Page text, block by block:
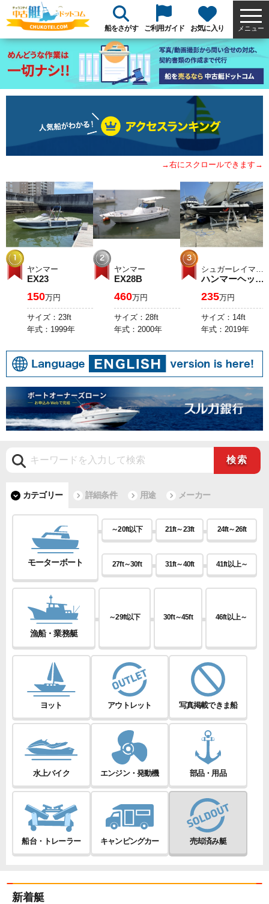
船をさがす ご利用ガイド お気に入り メニュー
→右にスクロールできます→
ヤンマー
EX23
150万円
サイズ： 23ft
年式： 1999年
ヤンマー
EX28B
460万円
サイズ： 28ft
年式： 2000年
ハンマーヘッド １４０
235万円
サイズ： 14ft
年式： 2019年
カテゴリー 詳細条件 用途 メーカー
モーターボート
～20ft以下 21ft～23ft 24ft～26ft
27ft～30ft 31ft～40ft 41ft以上～
漁船・業務艇
～29ft以下 30ft～45ft 46ft以上～
ヨット アウトレット 写真掲載できま船
水上バイク エンジン・発動機 部品・用品
船台・トレーラー キャンピングカー 売却済み艇
新着艇